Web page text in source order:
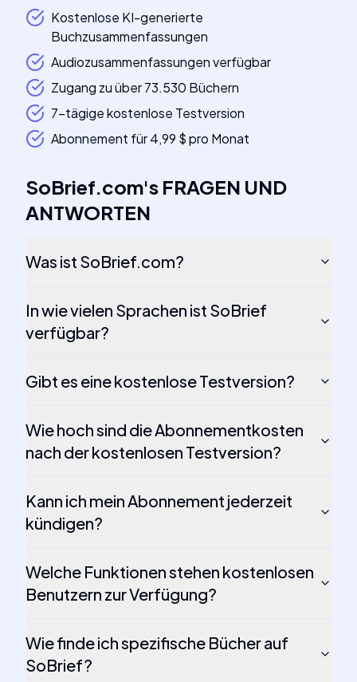
Kostenlose KI-generierte
Buchzusammenfassungen
Audiozusammenfassungen verfügbar
Zugang zu über 73.530 Büchern
7-tägige kostenlose Testversion
Abonnement für 4,99 $ pro Monat
SoBrief.com's FRAGEN UND
ANTWORTEN
Was ist SoBrief.com?
In wie vielen Sprachen ist SoBrief
verfügbar?
Gibt es eine kostenlose Testversion?
Wie hoch sind die Abonnementkosten
nach der kostenlosen Testversion?
Kann ich mein Abonnement jederzeit
kündigen?
Welche Funktionen stehen kostenlosen
Benutzern zur Verfügung?
Wie finde ich spezifische Bücher auf
SoBrief?